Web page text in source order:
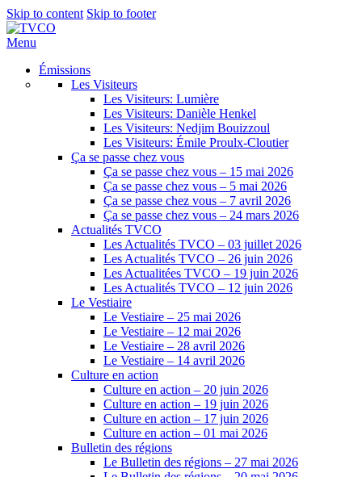
Skip to content Skip to footer
Menu
Émissions
Les Visiteurs
Les Visiteurs: Lumière
Les Visiteurs: Danièle Henkel
Les Visiteurs: Nedjim Bouizzoul
Les Visiteurs: Émile Proulx-Cloutier
Ça se passe chez vous
Ça se passe chez vous – 15 mai 2026
Ça se passe chez vous – 5 mai 2026
Ça se passe chez vous – 7 avril 2026
Ça se passe chez vous – 24 mars 2026
Actualités TVCO
Les Actualités TVCO – 03 juillet 2026
Les Actualités TVCO – 26 juin 2026
Les Actualitées TVCO – 19 juin 2026
Les Actualités TVCO – 12 juin 2026
Le Vestiaire
Le Vestiaire – 25 mai 2026
Le Vestiaire – 12 mai 2026
Le Vestiaire – 28 avril 2026
Le Vestiaire – 14 avril 2026
Culture en action
Culture en action – 20 juin 2026
Culture en action – 19 juin 2026
Culture en action – 17 juin 2026
Culture en action – 01 mai 2026
Bulletin des régions
Le Bulletin des régions – 27 mai 2026